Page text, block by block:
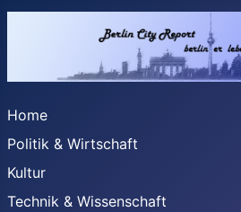
Home
Politik & Wirtschaft
Kultur
Technik & Wissenschaft